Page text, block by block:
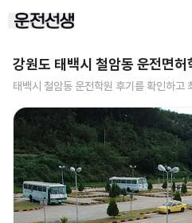
강원도 태백시 철암동 운전면허
태백시 철암동 운전학원 후기를 확인하고